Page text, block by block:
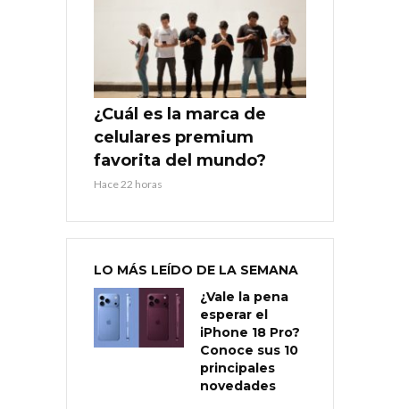
¿Cuál es la marca de
celulares premium
favorita del mundo?
Hace 22 horas
LO MÁS LEÍDO DE LA SEMANA
¿Vale la pena
esperar el
iPhone 18 Pro?
Conoce sus 10
principales
novedades